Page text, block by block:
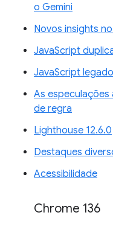
o Gemini
Novos insights
JavaScript
JavaScript legado
As
de regra
Lighthouse 12.6.0
Destaques
Acessibilidade
Chrome 136